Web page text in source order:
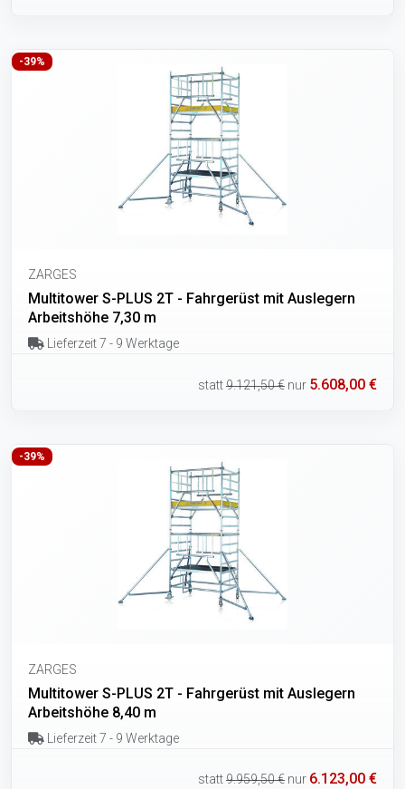
-39%
ZARGES
Multitower S-PLUS 2T - Fahrgerüst mit Auslegern
Arbeitshöhe 7,30 m
Lieferzeit 7 - 9 Werktage
statt9.121,50 € nur 5.608,00 €
-39%
ZARGES
Multitower S-PLUS 2T - Fahrgerüst mit Auslegern
Arbeitshöhe 8,40 m
Lieferzeit 7 - 9 Werktage
statt9.959,50 € nur 6.123,00 €